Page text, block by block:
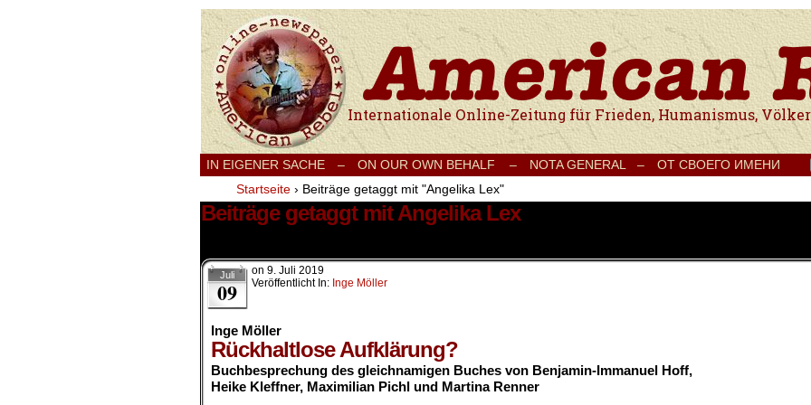
Internationale Onlinezeitung für Frieden, Humanismus, Völkerverständigung und
IN EIGENER SACHE – ON OUR OWN BEHALF – NOTA GENERAL – ОТ СВОЕГО ИМЕНИ
Startseite › Beiträge getaggt mit "Angelika Lex"
Beiträge getaggt mit Angelika Lex
Juli
09
on 9. Juli 2019
Veröffentlicht In: Inge Möller
Inge Möller
Rückhaltlose Aufklärung?
Buchbesprechung des gleichnamigen Buches von Benjamin-Immanuel Hoff,
Heike Kleffner, Maximilian Pichl und Martina Renner